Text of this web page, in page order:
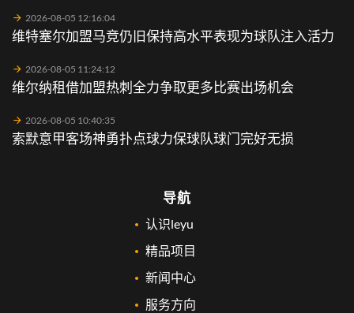
2026-08-05 12:16:04
维特塞尔加盟马竞仍旧保持高水平表现为球队注入活力
2026-08-05 11:24:12
维尔纳租借加盟热刺全力争取更多比赛出场机会
2026-08-05 10:40:35
索默意甲客场神勇扑点球力保球队球门完好无损
导航
认识leyu
精品项目
新闻中心
服务方向